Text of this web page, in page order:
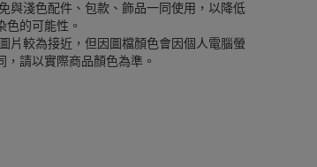
與淺色配件、包款、飾品一同使用，以降低
色的可能性。
片較為接近，但因圖檔顏色會因個人電腦螢
，請以實際商品顏色為準。